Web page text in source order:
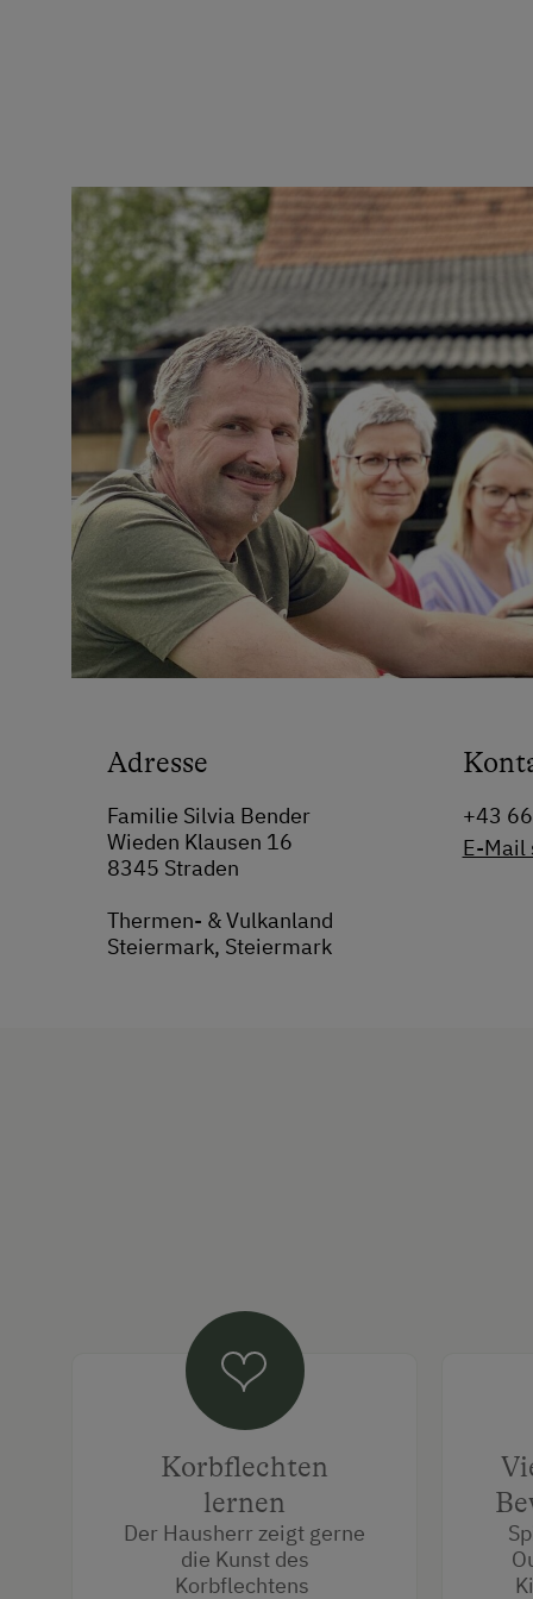
Adresse
Familie Silvia Bender
Wieden Klausen 16
8345 Straden
Thermen- & Vulkanland
Steiermark, Steiermark
+43
E-Mail
Korbflechten
lernen
Der Hausherr zeigt gerne
die Kunst des
Korbflechtens